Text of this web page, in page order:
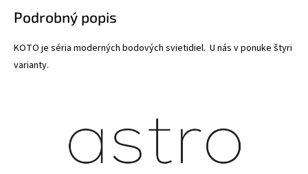
Podrobný popis
KOTO je séria moderných bodových svietidiel. U nás v ponuke štyri
varianty.